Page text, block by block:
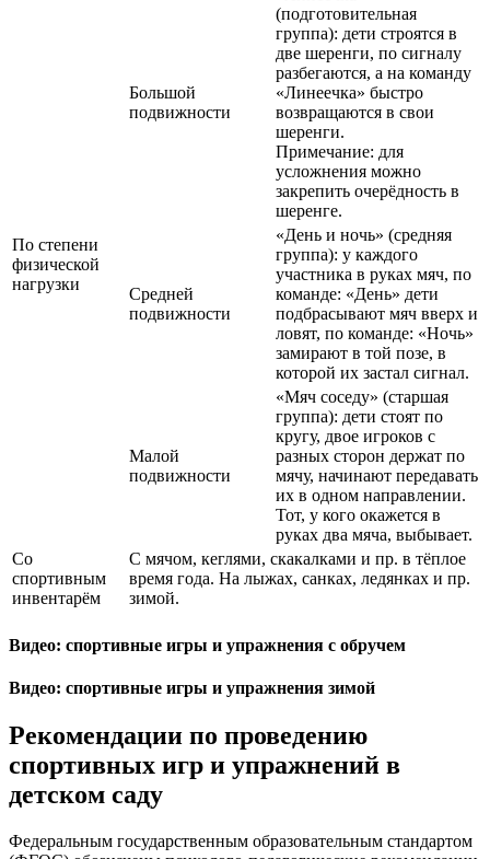
По степени
физической
нагрузки
Большой
подвижности
(подготовительная
группа): дети строятся в
две шеренги, по сигналу
разбегаются, а на команду
«Линеечка» быстро
возвращаются в свои
шеренги.
Примечание: для
усложнения можно
закрепить очерёдность в
шеренге.
Средней
подвижности
«День и ночь» (средняя
группа): у каждого
участника в руках мяч, по
команде: «День» дети
подбрасывают мяч вверх и
ловят, по команде: «Ночь»
замирают в той позе, в
которой их застал сигнал.
Малой
подвижности
«Мяч соседу» (старшая
группа): дети стоят по
кругу, двое игроков с
разных сторон держат по
мячу, начинают передавать
их в одном направлении.
Тот, у кого окажется в
руках два мяча, выбывает.
Со
спортивным
инвентарём
С мячом, кеглями, скакалками и пр. в тёплое
время года. На лыжах, санках, ледянках и пр.
зимой.
Видео: спортивные игры и упражнения с обручем
Видео: спортивные игры и упражнения зимой
Рекомендации по проведению
спортивных игр и упражнений в
детском саду
Федеральным государственным образовательным стандартом